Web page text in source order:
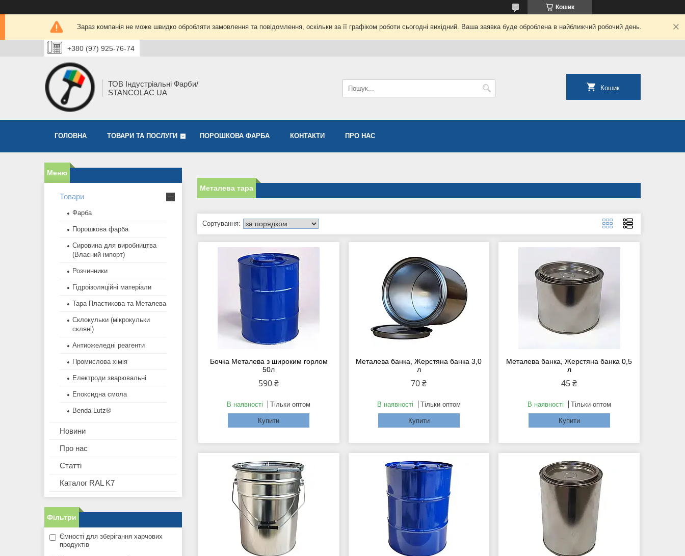
Кошик
Зараз компанія не може швидко обробляти замовлення та повідомлення, оскільки за її графіком роботи сьогодні вихідний. Ваша заявка буде оброблена в найближчий робочий день.
+380 (97) 925-76-74
ТОВ Індустріальні Фарби/
STANCOLAC UA
Кошик
ГОЛОВНА ТОВАРИ ТА ПОСЛУГИ ПОРОШКОВА ФАРБА КОНТАКТИ ПРО НАС
Металева тара
Бочка Металева з широким горлом
50л
590 ₴
В наявності Тільки оптом
Купити
Металева банка, Жерстяна банка 3,0
л
70 ₴
В наявності Тільки оптом
Купити
Металева банка, Жерстяна банка 0,5
л
45 ₴
В наявності Тільки оптом
Купити
Товари
Фарба
Порошкова фарба
Сировина для виробництва
(Власний імпорт)
Розчинники
Гідроізоляційні матеріали
Тара Пластикова та Металева
Склокульки (мікрокульки
скляні)
Антиожеледні реагенти
Промислова хімія
Електроди зварювальні
Епоксидна смола
Benda-Lutz®
Новини
Про нас
Статті
Каталог RAL K7
Фільтри
Ємності для зберігання харчових
продуктів